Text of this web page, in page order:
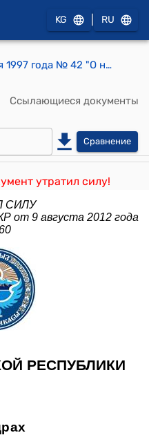
KG RU
Закон КР от 2 июля 1997 года № 42 "О недрах"
Ссылающиеся документы
Сравнение
утратил силу!